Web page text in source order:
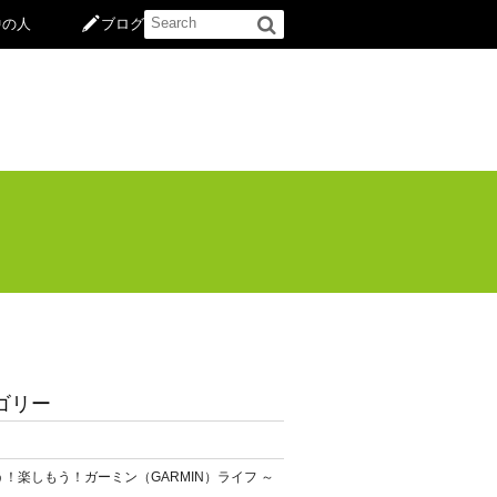
人 ブログ
リー
！楽しもう！ガーミン（GARMIN）ライフ ～